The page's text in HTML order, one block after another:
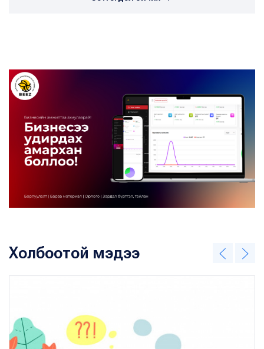
Холбоотой мэдээ